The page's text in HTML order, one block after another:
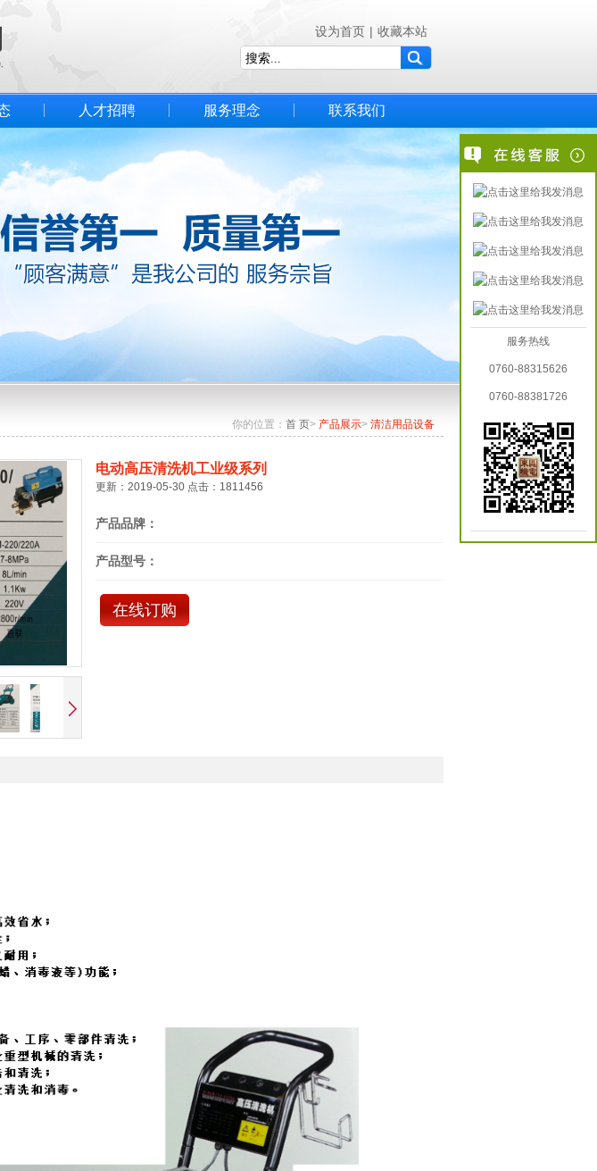
设为首页 | 收藏本站
人才招聘 服务理念 联系我们
你的位置： 首 页> 产品展示> 清洁用品设备
电动高压清洗机工业级系列
更新：2019-05-30 点击：1811456
产品品牌：
产品型号：
在线订购
服务热线
0760-88315626
0760-88381726